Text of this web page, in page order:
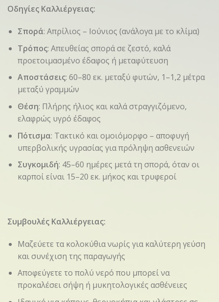
Οδηγίες Καλλιέργειας:
Σπορά: Απρίλιος – Ιούνιος (ανάλογα με το κλίμα)
Τρόπος: Απευθείας σπορά σε ζεστό, καλά
προετοιμασμένο έδαφος ή μεταφύτευση
Αποστάσεις: 60–80 εκ. μεταξύ φυτών, 1–1,2 μέτρα
μεταξύ γραμμών
Θέση: Πλήρης ήλιος και καλά στραγγιζόμενο,
ελαφρώς υγρό έδαφος
Πότισμα: Τακτικό και ομοιόμορφο – αποφυγή
υπερβολικής υγρασίας για πρόληψη ασθενειών
Συγκομιδή: 45–60 ημέρες μετά τη σπορά, όταν οι
καρποί είναι 15–20 εκ. μήκος και τρυφεροί
Συμβουλές Καλλιέργειας:
Μαζεύετε τα κολοκύθια νωρίς για καλύτερη γεύση
και συνέχιση της παραγωγής
Αποφεύγετε το πολύ νερό που μπορεί να
προκαλέσει σήψη ή μυκητολογικές ασθένειες